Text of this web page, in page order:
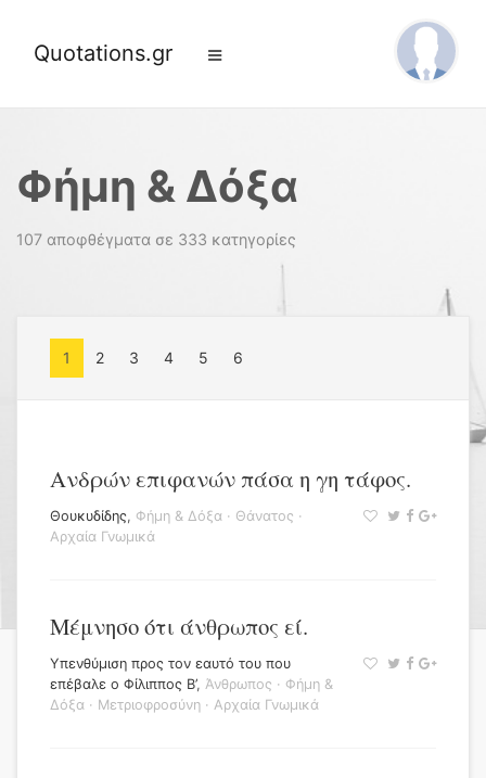
Quotations.gr
Φήμη & Δόξα
107 αποφθέγματα σε 333 κατηγορίες
1 2 3 4 5 6
Ανδρών επιφανών πάσα η γη τάφος.
Θουκυδίδης, Φήμη & Δόξα · Θάνατος ·
Αρχαία Γνωμικά
Μέμνησο ότι άνθρωπος εί.
Υπενθύμιση προς τον εαυτό του που
επέβαλε ο Φίλιππος Β’, Άνθρωπος · Φήμη &
Δόξα · Μετριοφροσύνη · Αρχαία Γνωμικά